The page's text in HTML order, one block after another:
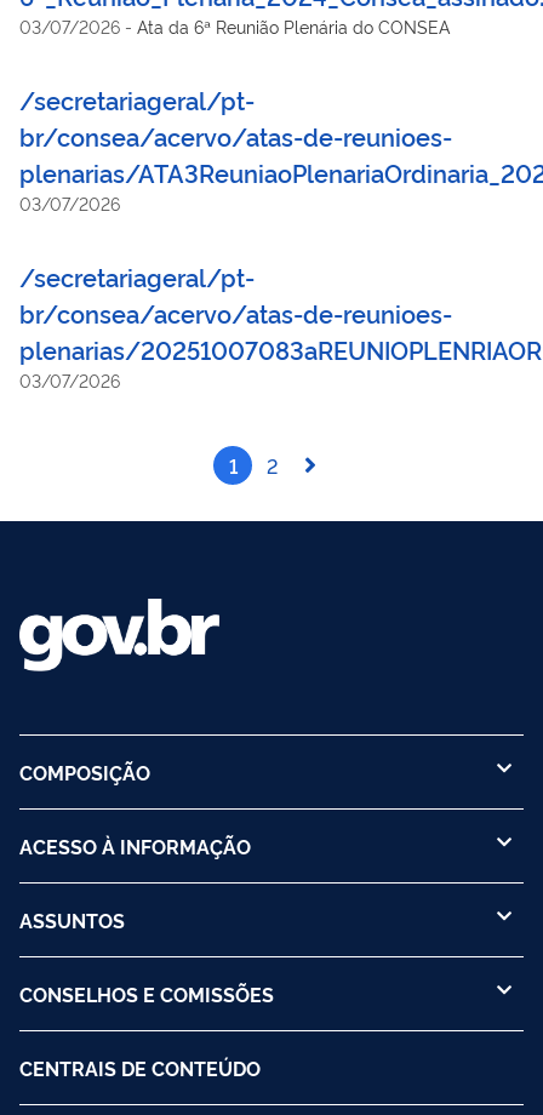
03/07/2026 - Ata da 6ª Reunião Plenária do CONSEA
/secretariageral/pt-
br/consea/acervo/atas-de-reunioes-
plenarias/
03/07/2026
/secretariageral/pt-
br/consea/acervo/atas-de-reunioes-
plenarias/
03/07/2026
1 2
COMPOSIÇÃO
ACESSO À INFORMAÇÃO
ASSUNTOS
CONSELHOS E COMISSÕES
CENTRAIS DE CONTEÚDO